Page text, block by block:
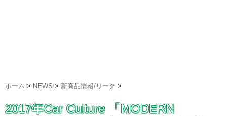
ホーム > NEWS > 新商品情報/リーク >
2017年Car Culture 「MODERN